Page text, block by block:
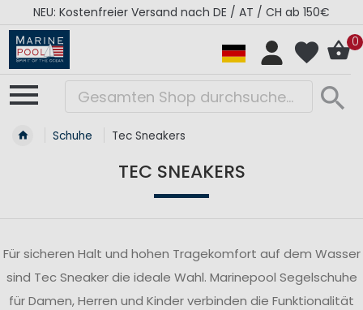
NEU: Kostenfreier Versand nach DE / AT / CH ab 150€
0
Schuhe Tec Sneakers
TEC SNEAKERS
Für sicheren Halt und hohen Tragekomfort auf dem Wasser
sind Tec Sneaker die ideale Wahl. Marinepool Segelschuhe
für Damen, Herren und Kinder verbinden die Funktionalität